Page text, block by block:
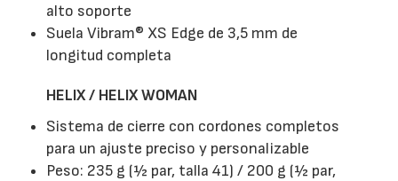
alto soporte
Suela Vibram® XS Edge de 3,5 mm de
longitud completa
HELIX / HELIX WOMAN
Sistema de cierre con cordones completos
para un ajuste preciso y personalizable
Peso: 235 g (½ par, talla 41) / 200 g (½ par,